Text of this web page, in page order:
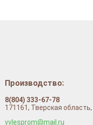
Производство:
8(804) 333-67-78
171161, Тверская
vvlesprom@mail.ru